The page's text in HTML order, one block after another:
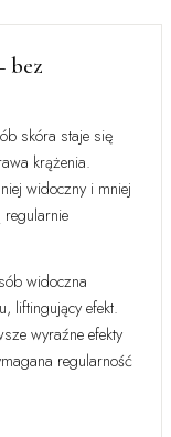
bez
skóra staje się
krążenia.
widoczny i mniej
widoczna
liftingujący efekt.
wyraźne efekty
regularność